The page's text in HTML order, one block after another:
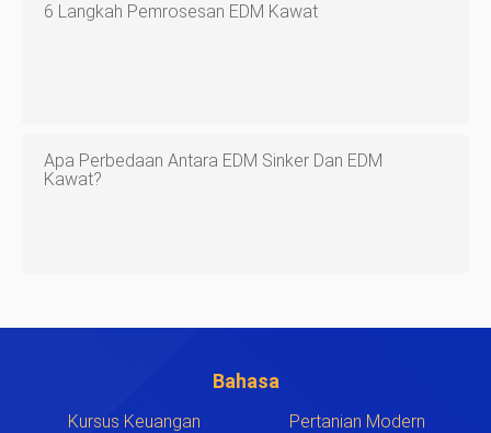
6 Langkah Pemrosesan EDM Kawat
Apa Perbedaan Antara EDM Sinker Dan EDM
Kawat?
Bahasa
Kursus Keuangan
Pertanian Modern